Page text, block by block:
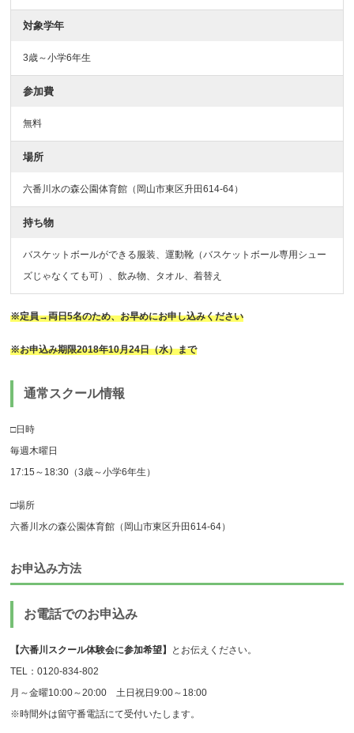
対象学年
3歳～小学6年生
参加費
無料
場所
六番川水の森公園体育館（岡山市東区升田614-64）
持ち物
バスケットボールができる服装、運動靴（バスケットボール専用シュー
ズじゃなくても可）、飲み物、タオル、着替え
※定員→両日5名のため、お早めにお申し込みください
※お申込み期限2018年10月24日（水）まで
通常スクール情報
□日時
毎週木曜日
17:15～18:30（3歳～小学6年生）
□場所
六番川水の森公園体育館（岡山市東区升田614-64）
お申込み方法
お電話でのお申込み
【六番川スクール体験会に参加希望】
とお伝えください。
TEL：0120-834-802
月～金曜10:00～20:00 土日祝日9:00～18:00
※時間外は留守番電話にて受付いたします。